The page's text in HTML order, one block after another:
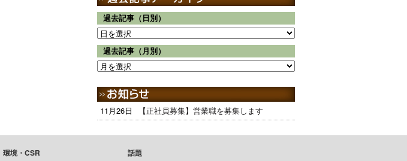
過去記事（日別）
過去記事（月別）
11月26日 【正社員募集】営業職を募集します
環境・CSR 話題